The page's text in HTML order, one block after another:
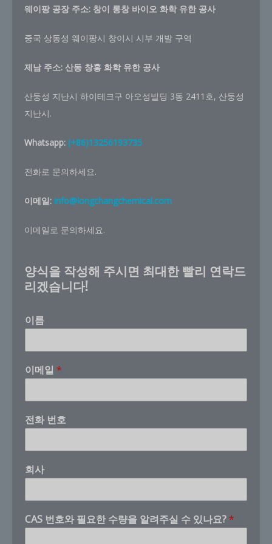
웨이팡 공장 주소: 창이 롱창 바이오 화학 유한 공사
중국 상동성 웨이팡시 창이시 시부 개발 구역
제남 주소: 산동 창홍 화학 유한 공사
산둥성 지난시 하이테크구 아오성빌딩 3동 2411호, 산둥성
지난시.
Whatsapp: (+86)13256193735
전화로 문의하세요.
이메일: info@longchangchemical.com
이메일로 문의하세요.
양식을 작성해 주시면 최대한 빨리 연락드
리겠습니다!
이름
번
호
I
이메일 *
전화 번호
회사
CAS 번호와 필요한 수량을 알려주실 수 있나요? *